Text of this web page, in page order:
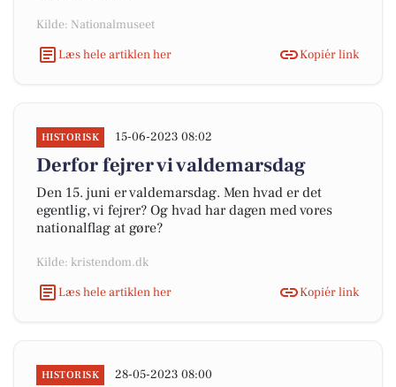
Kilde: Nationalmuseet
Læs hele artiklen her
Kopiér link
HISTORISK 15-06-2023 08:02
Derfor fejrer vi valdemarsdag
Den 15. juni er valdemarsdag. Men hvad er det
egentlig, vi fejrer? Og hvad har dagen med vores
nationalflag at gøre?
Kilde: kristendom.dk
Læs hele artiklen her
Kopiér link
HISTORISK 28-05-2023 08:00